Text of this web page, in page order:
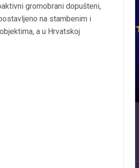
gromobrani dopušteni,
na stambenim i
a u Hrvatskoj